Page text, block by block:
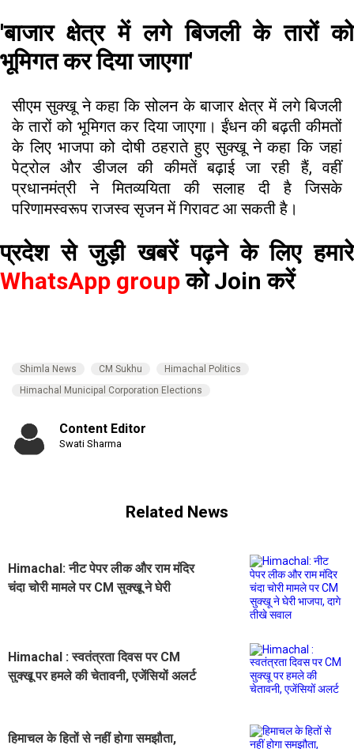
'बाजार क्षेत्र में लगे बिजली के तारों को
भूमिगत कर दिया जाएगा'
सीएम सुक्खू ने कहा कि सोलन के बाजार क्षेत्र में लगे बिजली
के तारों को भूमिगत कर दिया जाएगा। ईंधन की बढ़ती कीमतों
के लिए भाजपा को दोषी ठहराते हुए सुक्खू ने कहा कि जहां
पेट्रोल और डीजल की कीमतें बढ़ाई जा रही हैं, वहीं
प्रधानमंत्री ने मितव्ययिता की सलाह दी है जिसके
परिणामस्वरूप राजस्व सृजन में गिरावट आ सकती है।
प्रदेश से जुड़ी खबरें पढ़ने के लिए हमारे
WhatsApp groupको Join करें
Shimla News CM Sukhu
Himachal Politics
Himachal Municipal Corporation Elections
Content Editor
Swati Sharma
Related News
Himachal: नीट पेपर लीक और राम मंदिर
चंदा चोरी मामले पर CM सुक्खू ने घेरी
Himachal : स्वतंत्रता दिवस पर CM
सुक्खू पर हमले की चेतावनी, एजेंसियों अलर्ट
हिमाचल के हितों से नहीं होगा समझौता,